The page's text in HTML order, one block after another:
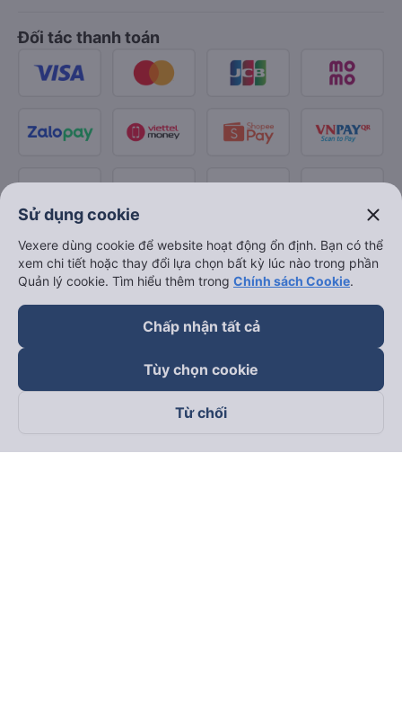
Đối tác thanh toán
Theo dõi chúng tôi trên
Sử dụng cookie close
Vexere dùng cookie để website hoạt động ổn định. Bạn có thể
xem chi tiết hoặc thay đổi lựa chọn bất kỳ lúc nào trong phần
Quản lý cookie. Tìm hiểu thêm trong Chính sách Cookie.
Chấp nhận tất cả
Tùy chọn cookie
Từ chối